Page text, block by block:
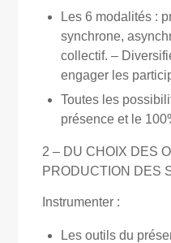
Les 6 modalités :
synchrone,
collectif. –
engager les
Toutes les
présence et le
2 – DU CHOIX DES
PRODUCTION DES
Instrumenter :
Les outils du